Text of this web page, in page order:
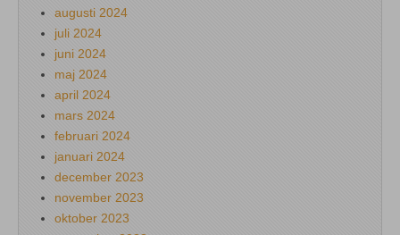
augusti 2024
juli 2024
juni 2024
maj 2024
april 2024
mars 2024
februari 2024
januari 2024
december 2023
november 2023
oktober 2023